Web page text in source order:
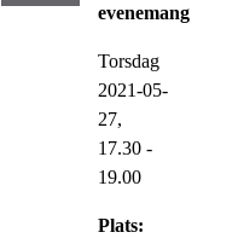
evenemang
Torsdag
2021-05-
27,
17.30 -
19.00
Plats: